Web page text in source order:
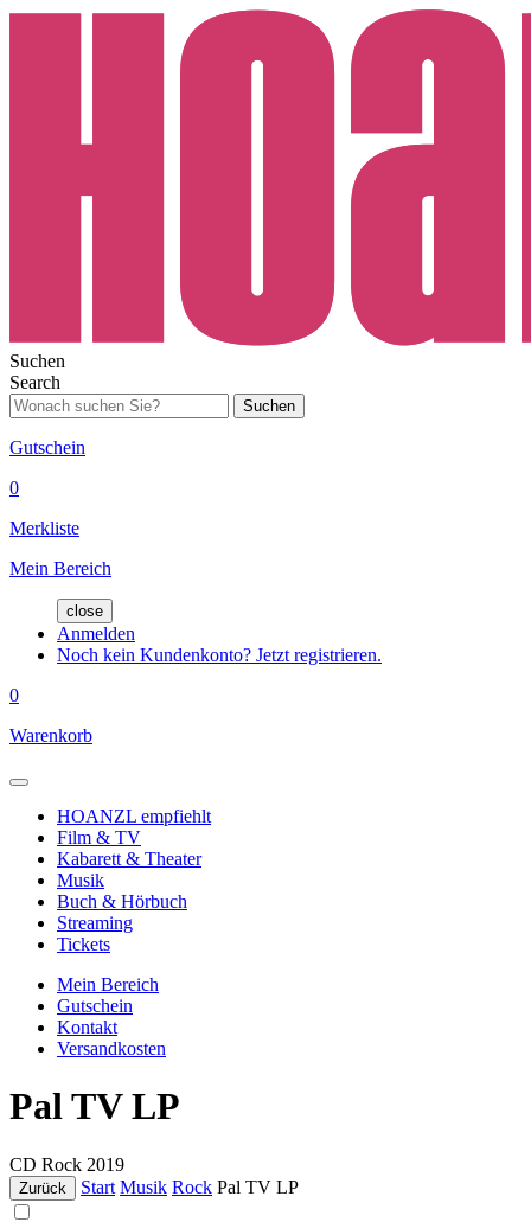
Suchen
Search
Suchen
Gutschein
0
Merkliste
Mein Bereich
close
Anmelden
Noch kein Kundenkonto? Jetzt registrieren.
0
Warenkorb
HOANZL empfiehlt
Film & TV
Kabarett & Theater
Musik
Buch & Hörbuch
Streaming
Tickets
Mein Bereich
Gutschein
Kontakt
Versandkosten
Pal TV LP
CD Rock 2019
Zurück Start Musik Rock Pal TV LP